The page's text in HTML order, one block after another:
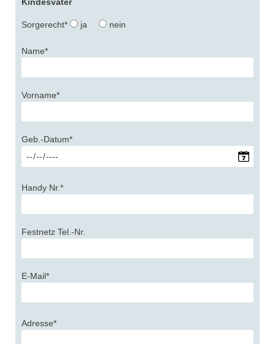
Sorgerecht* ja nein
Name*
Vorname*
Geb.-Datum*
Handy Nr.*
Festnetz Tel.-Nr.
E-Mail*
Adresse*